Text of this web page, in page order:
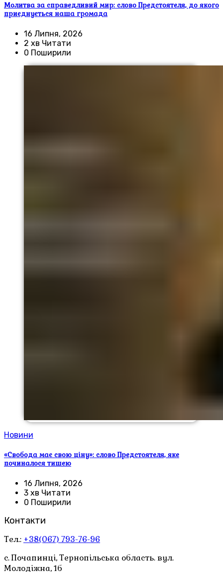
Молитва за справедливий мир: слово Предстоятеля, до якого
приєднується наша громада
16 Липня, 2026
2 хв Читати
0 Поширили
Новини
«Свобода має свою ціну»: слово Предстоятеля, яке
починалося тишею
16 Липня, 2026
3 хв Читати
0 Поширили
Контакти
Тел.: +38(067) 793-76-96
с. Почапинці, Тернопільська область. вул.
Молодіжна, 1б